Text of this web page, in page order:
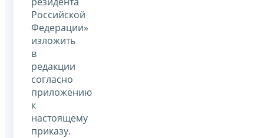
Российской
Федерации»
изложить
в
редакции
согласно
приложению
к
настоящему
приказу.